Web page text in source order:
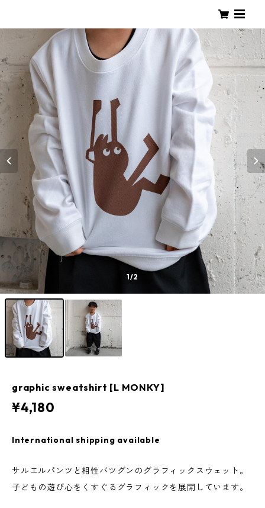
1/2
graphic sweatshirt [L MONKY]
¥4,180
International shipping available
サルエルパンツと相性バツグンのグラフィックスウェット。
子どもの遊び心をくすぐるグラフィックを展開しています。